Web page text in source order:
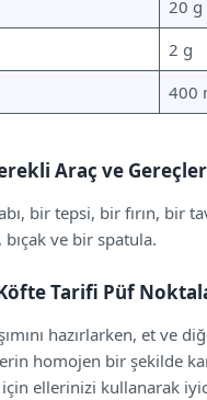
20 g
2 g
400
Araç ve Gereçler
bir tepsi, bir fırın, bir
bıçak ve bir spatula.
Tarifi Püf
hazırlarken, et ve
homojen bir şekilde
ellerinizi kullanarak